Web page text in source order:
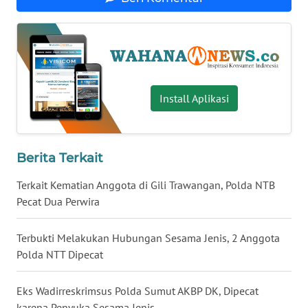
Install Aplikasi
Berita Terkait
Terkait Kematian Anggota di Gili Trawangan, Polda NTB
Pecat Dua Perwira
Terbukti Melakukan Hubungan Sesama Jenis, 2 Anggota
Polda NTT Dipecat
Eks Wadirreskrimsus Polda Sumut AKBP DK, Dipecat
WN
BABEL
WN
SUMBAR
WN
SUMSEL
BENGKULU
LAMPUNG
WN
JATENG